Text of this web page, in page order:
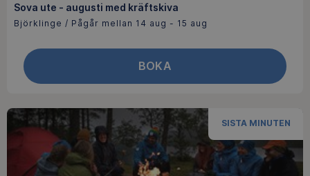
Sova ute - augusti med kräftskiva
Björklinge / Pågår mellan 14 aug - 15 aug
BOKA
SISTA MINUTEN